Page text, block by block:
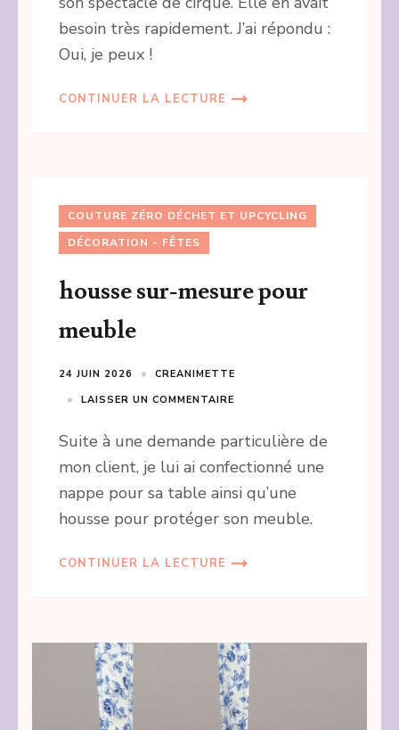
besoin très rapidement. J’ai répondu :
Oui, je peux !
CONTINUER LA LECTURE
COUTURE ZÉRO DÉCHET ET UPCYCLING
DÉCORATION - FÊTES
housse sur-mesure pour
meuble
24 JUIN 2026
CREANIMETTE
LAISSER UN COMMENTAIRE
Suite à une demande particulière de
mon client, je lui ai confectionné une
nappe pour sa table ainsi qu’une
housse pour protéger son meuble.
CONTINUER LA LECTURE